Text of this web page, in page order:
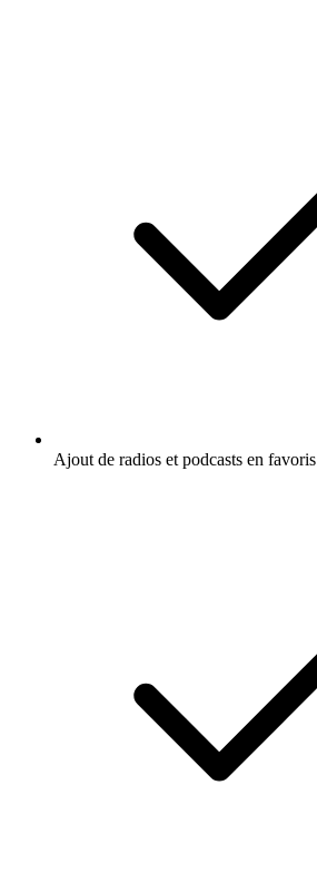
Ajout de radios et podcasts en favoris